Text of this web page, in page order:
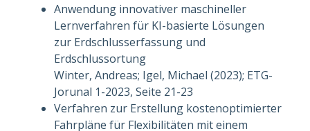
Anwendung innovativer maschineller
Lernverfahren für KI-basierte Lösungen
zur Erdschlusserfassung und
Erdschlussortung
Winter, Andreas; Igel, Michael (2023); ETG-
Jorunal 1-2023, Seite 21-23
Verfahren zur Erstellung kostenoptimierter
Fahrpläne für Flexibilitäten mit einem